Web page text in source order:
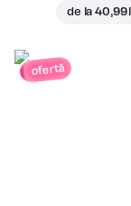
de la40,99
ofertă